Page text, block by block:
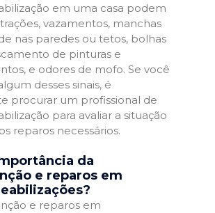
em uma casa podem
vazamentos, manchas
nas paredes ou tetos, bolhas
de pinturas e
e odores de mofo. Se você
desses sinais, é
procurar um profissional de
para avaliar a situação
reparos necessários.
da
e reparos em
e reparos em